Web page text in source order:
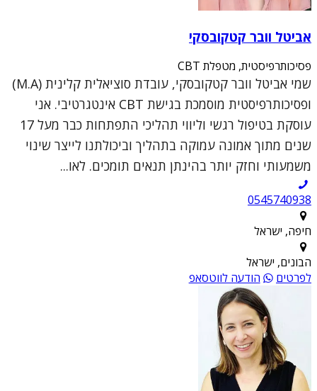
אביטל וובר קטקובסקי
פסיכותרפיסטית, מטפלת CBT
שמי אביטל וובר קטקובסקי, עובדת סוציאלית קלינית (M.A)
ופסיכותרפיסטית מוסמכת בגישת CBT אינטגרטיבי. אני
עוסקת בטיפול רגשי וליווי תהליכי התפתחות כבר מעל 17
שנים מתוך אמונה עמוקה בתהליך וביכולתנו לייצר שינוי
משמעותי וחזק יותר בהינתן תנאים תומכים. לאו...
0545740938
חיפה, ישראל
הבונים, ישראל
לפרטים
הודעה לווטסאפ